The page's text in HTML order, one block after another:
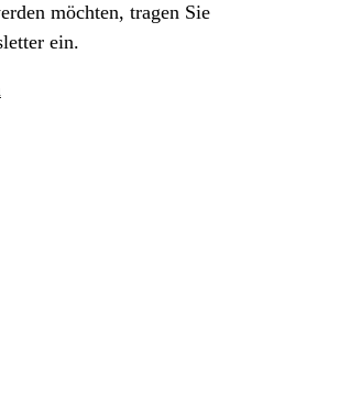
möchten, tragen Sie
ein.